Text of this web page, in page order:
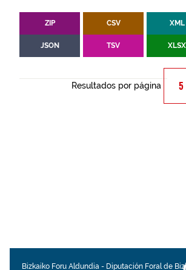
ZIP CSV XML
JSON TSV XLSX
Resultados por página
Bizkaiko Foru Aldundia - Diputación Foral de